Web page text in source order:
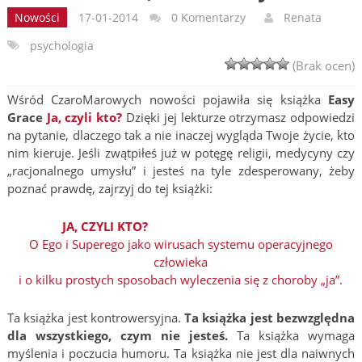
Nowości 17-01-2014 0 Komentarzy
Renata
psychologia
(Brak ocen)
Wśród CzaroMarowych nowości pojawiła się książka Easy
Grace Ja, czyli kto? Dzięki jej lekturze otrzymasz odpowiedzi
na pytanie, dlaczego tak a nie inaczej wygląda Twoje życie, kto
nim kieruje. Jeśli zwątpiłeś już w potęgę religii, medycyny czy
„racjonalnego umysłu” i jesteś na tyle zdesperowany, żeby
poznać prawdę, zajrzyj do tej książki:
JA, CZYLI KTO?
O Ego i Superego jako wirusach systemu operacyjnego
człowieka
i o kilku prostych sposobach wyleczenia się z choroby „ja”.
Ta książka jest kontrowersyjna.Ta książka jest bezwzględna
dla wszystkiego, czym nie jesteś. Ta książka wymaga
myślenia i poczucia humoru. Ta książka nie jest dla naiwnych